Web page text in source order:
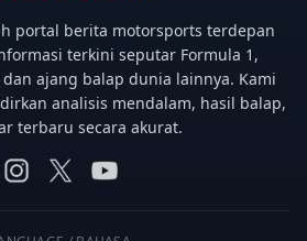
portal berita motorsports terdepan
terkini seputar Formula 1,
dan ajang balap dunia lainnya. Kami
analisis mendalam, hasil balap,
terbaru secara akurat.